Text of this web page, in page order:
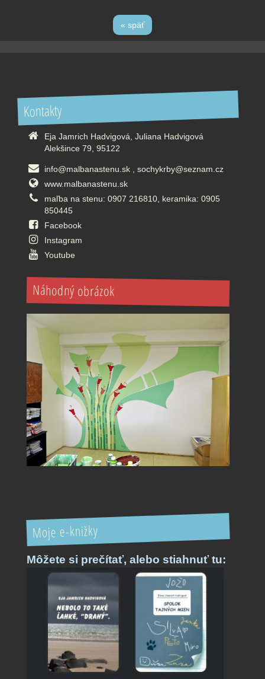
« späť
Kontakty
Eja Jamrich Hadvigová, Juliana Hadvigová
Alekšince 79, 95122
info@malbanastenu.sk , sochykrby@seznam.cz
www.malbanastenu.sk
maľba na stenu: 0907 216810, keramika: 0905
850445
Facebook
Instagram
Youtube
Náhodný obrázok
Moje e-knižky
Môžete si prečítať, alebo stiahnuť tu: